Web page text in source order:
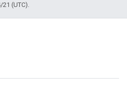
21 (UTC).